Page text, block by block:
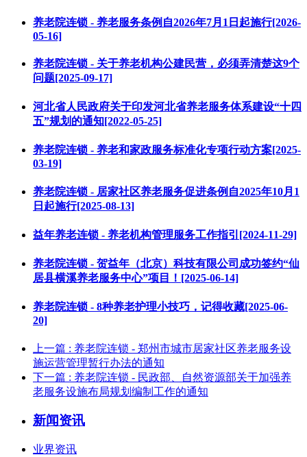
养老院连锁 - 养老服务条例自2026年7月1日起施行[2026-
05-16]
养老院连锁 - 关于养老机构公建民营，必须弄清楚这9个
问题[2025-09-17]
河北省人民政府关于印发河北省养老服务体系建设“十四
五”规划的通知[2022-05-25]
养老院连锁 - 养老和家政服务标准化专项行动方案[2025-
03-19]
养老院连锁 - 居家社区养老服务促进条例自2025年10月1
日起施行[2025-08-13]
益年养老连锁 - 养老机构管理服务工作指引[2024-11-29]
养老院连锁 - 贺益年（北京）科技有限公司成功签约“仙
居县横溪养老服务中心”项目！[2025-06-14]
养老院连锁 - 8种养老护理小技巧，记得收藏[2025-06-
20]
上一篇 : 养老院连锁 - 郑州市城市居家社区养老服务设
施运营管理暂行办法的通知
下一篇 : 养老院连锁 - 民政部、自然资源部关于加强养
老服务设施布局规划编制工作的通知
新闻资讯
业界资讯